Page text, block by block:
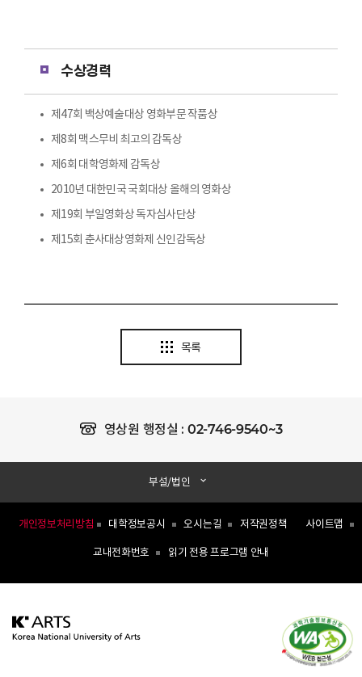
수상경력
제47회 백상예술대상 영화부문 작품상
제8회 맥스무비 최고의 감독상
제6회 대학영화제 감독상
2010년 대한민국 국회대상 올해의 영화상
제19회 부일영화상 독자심사단상
제15회 춘사대상영화제 신인감독상
목록
영상원 행정실 : 02-746-9540~3
개인정보처리방침 대학정보공시 오시는길 저작권정책 사이트맵
교내전화번호 읽기 전용 프로그램 안내
부설/법인